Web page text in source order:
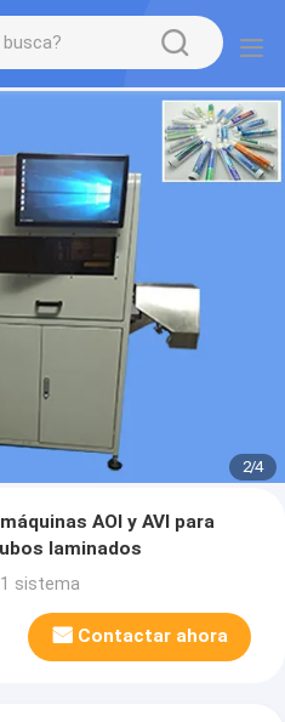
2/4
AOI y AVI para
laminados
1 sistema
Contactar ahora